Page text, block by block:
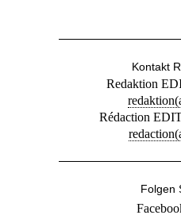
Kontakt
Redaktion
Rédaction
Folgen